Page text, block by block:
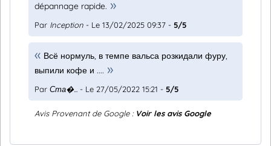
dépannage rapide.
Par Inception - Le 13/02/2025 09:37 - 5/5
Всё нормуль, в темпе вальса розкидали фуру,
выпили кофе и ....
Par Ста�... - Le 27/05/2022 15:21 - 5/5
Avis Provenant de Google : Voir les avis Google